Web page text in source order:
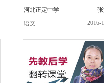
河北正定中学
张
语文
2016-